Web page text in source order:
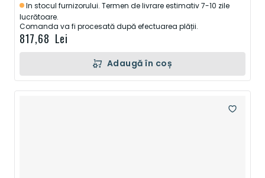
In stocul furnizorului. Termen de livrare estimativ 7-10 zile
lucrătoare.
Comanda va fi procesată după efectuarea plății.
817,68 Lei
Adaugă în coș